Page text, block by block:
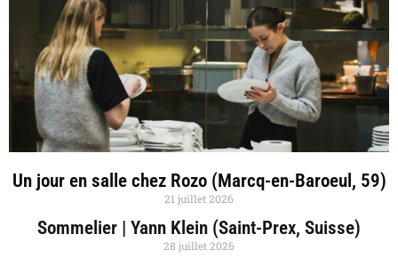
Un jour en salle chez Rozo (Marcq-en-Baroeul, 59)
21 juillet 2026
Sommelier | Yann Klein (Saint-Prex, Suisse)
28 juillet 2026